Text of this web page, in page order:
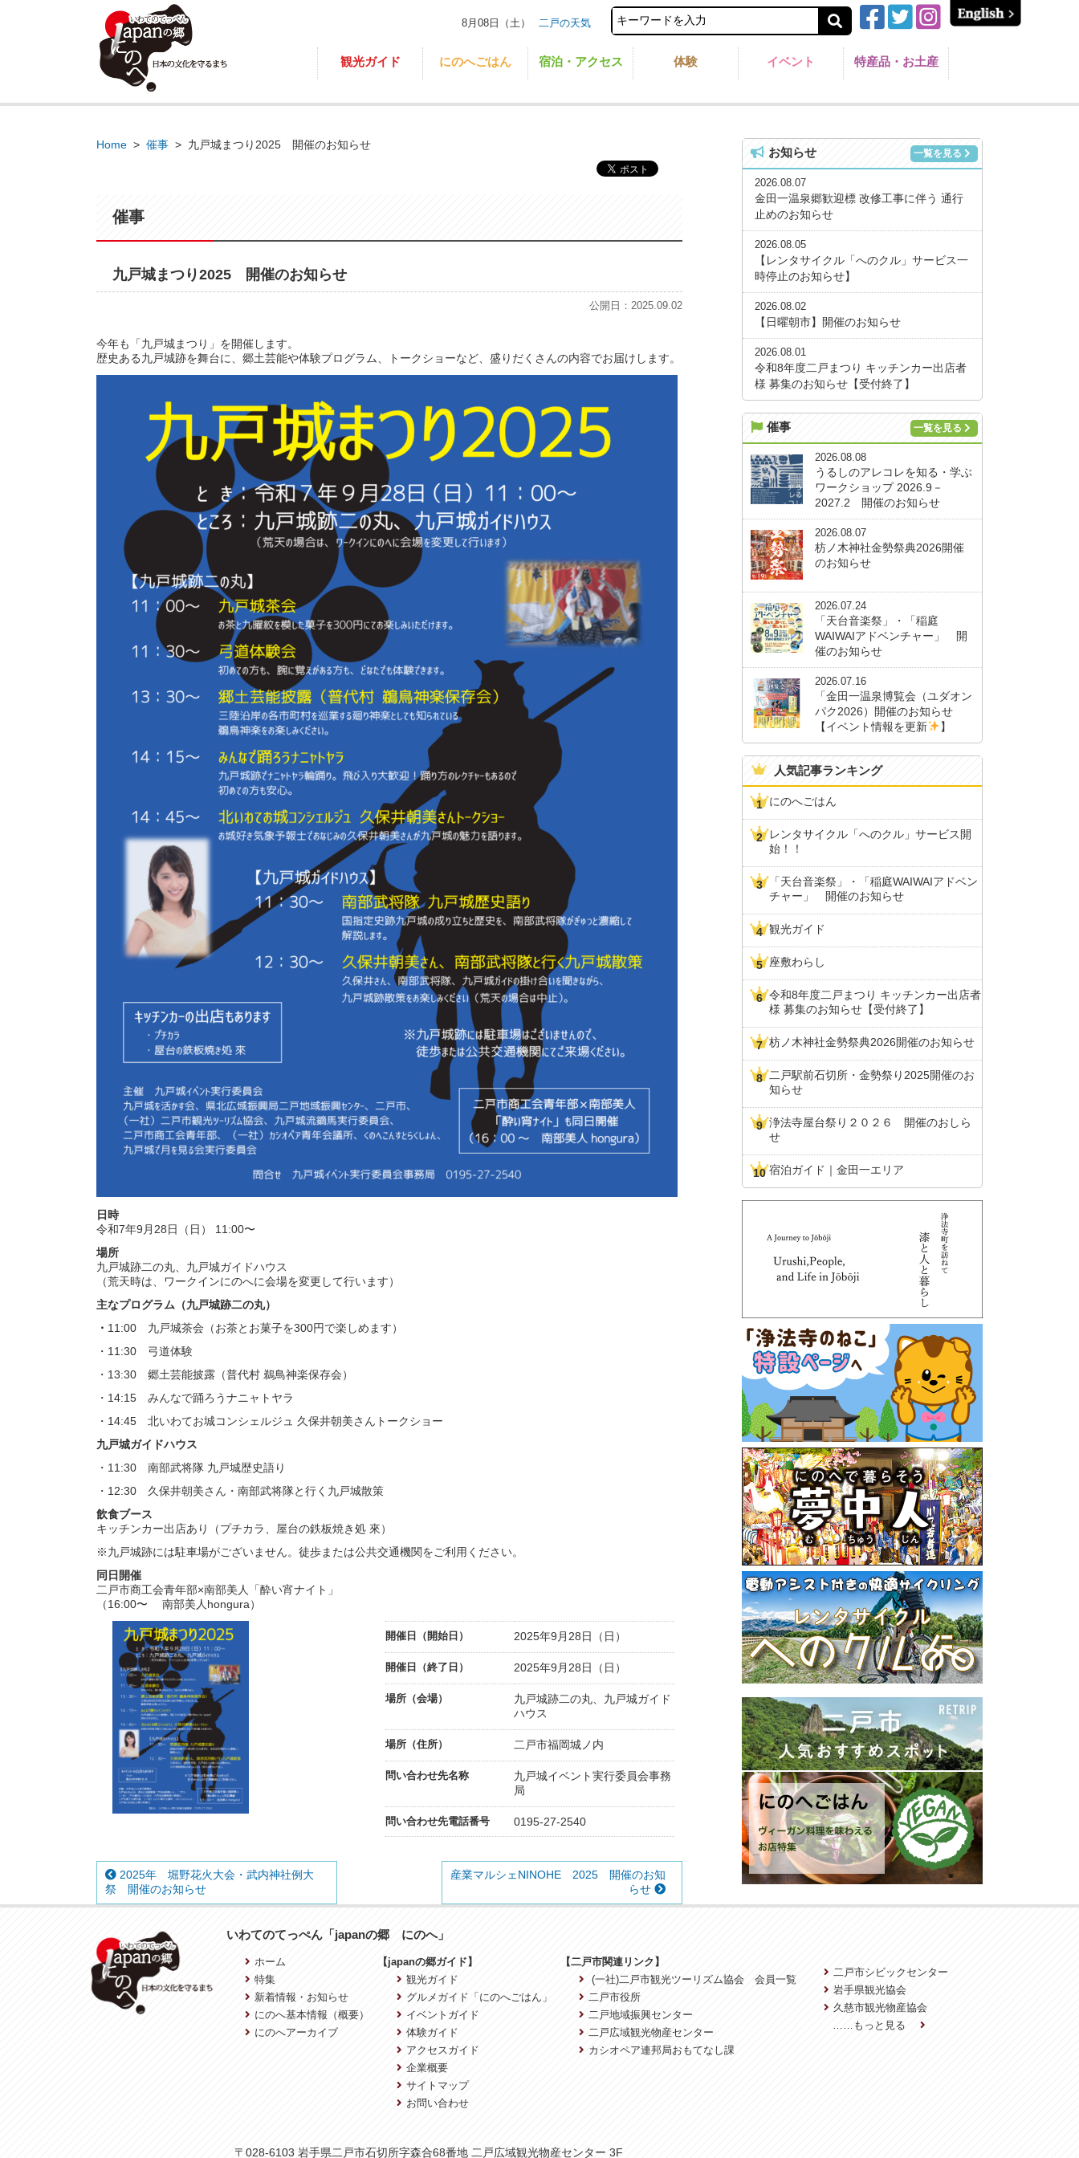
8月08日（土） 二戸の天気
観光ガイド にのへごはん 宿泊・アクセス 体験 イベント 特産品・お土産
Home > 催事 > 九戸城まつり2025 開催のお知らせ
催事
九戸城まつり2025 開催のお知らせ
公開日：2025.09.02
今年も「九戸城まつり」を開催します。
歴史ある九戸城跡を舞台に、郷土芸能や体験プログラム、トークショーなど、盛りだくさんの内容でお届けします。
日時
令和7年9月28日（日） 11:00〜
場所
九戸城跡二の丸、九戸城ガイドハウス
（荒天時は、ワークインにのへに会場を変更して行います）
主なプログラム（九戸城跡二の丸）
・ 11:00 九戸城茶会（お茶とお菓子を300円で楽しめます）
・11:30 弓道体験
・13:30 郷土芸能披露（普代村 鵜鳥神楽保存会）
・14:15 みんなで踊ろうナニャトヤラ
・14:45 北いわてお城コンシェルジュ 久保井朝美さんトークショー
九戸城ガイドハウス
・11:30 南部武将隊 九戸城歴史語り
・12:30 久保井朝美さん・南部武将隊と行く九戸城散策
飲食ブース
キッチンカー出店あり（プチカラ、屋台の鉄板焼き処 來）
※九戸城跡には駐車場がございません。徒歩または公共交通機関をご利用ください。
同日開催
二戸市商工会青年部×南部美人「酔い宵ナイト」
（16:00〜 南部美人hongura）
開催日（開始日） 2025年9月28日（日）
開催日（終了日） 2025年9月28日（日）
場所（会場）
九戸城跡二の丸、九戸城ガイド
ハウス
場所（住所） 二戸市福岡城ノ内
問い合わせ先名称
九戸城イベント実行委員会事務
局
問い合わせ先電話番号 0195-27-2540
2025年 堀野花火大会・武内神社例大
祭 開催のお知らせ
産業マルシェNINOHE 2025 開催のお知
らせ
お知らせ 一覧を見る
2026.08.07
金田一温泉郷歓迎標 改修工事に伴う 通行
止めのお知らせ
2026.08.05
【レンタサイクル「へのクル」サービス一
時停止のお知らせ】
2026.08.02
【日曜朝市】開催のお知らせ
2026.08.01
令和8年度二戸まつり キッチンカー出店者
様 募集のお知らせ【受付終了】
催事 一覧を見る
2026.08.08
うるしのアレコレを知る・学ぶ
ワークショップ 2026.9－
2027.2 開催のお知らせ
2026.08.07
枋ノ木神社金勢祭典2026開催
のお知らせ
2026.07.24
「天台音楽祭」・「稲庭
WAIWAIアドベンチャー」 開
催のお知らせ
2026.07.16
「金田一温泉博覧会（ユダオン
パク2026）開催のお知らせ
【イベント情報を更新
】
人気記事ランキング
にのへごはん
レンタサイクル「へのクル」サービス開
始！！
「天台音楽祭」・「稲庭WAIWAIアドベン
チャー」 開催のお知らせ
観光ガイド
座敷わらし
令和8年度二戸まつり キッチンカー出店者
様 募集のお知らせ【受付終了】
枋ノ木神社金勢祭典2026開催のお知らせ
二戸駅前石切所・金勢祭り2025開催のお
知らせ
浄法寺屋台祭り２０２６ 開催のおしら
せ
宿泊ガイド｜金田一エリア
いわてのてっぺん「japanの郷 にのへ」
ホーム
特集
新着情報・お知らせ
にのへ基本情報（概要）
にのへアーカイブ
【japanの郷ガイド】
観光ガイド
グルメガイド「にのへごはん」
イベントガイド
体験ガイド
アクセスガイド
企業概要
サイトマップ
お問い合わせ
【二戸市関連リンク】
(一社)二戸市観光ツーリズム協会 会員一覧
二戸市役所
二戸地域振興センター
二戸広域観光物産センター
カシオペア連邦局おもてなし課
二戸市シビックセンター
岩手県観光協会
久慈市観光物産協会
……もっと見る
〒028-6103 岩手県二戸市石切所字森合68番地 二戸広域観光物産センター 3F